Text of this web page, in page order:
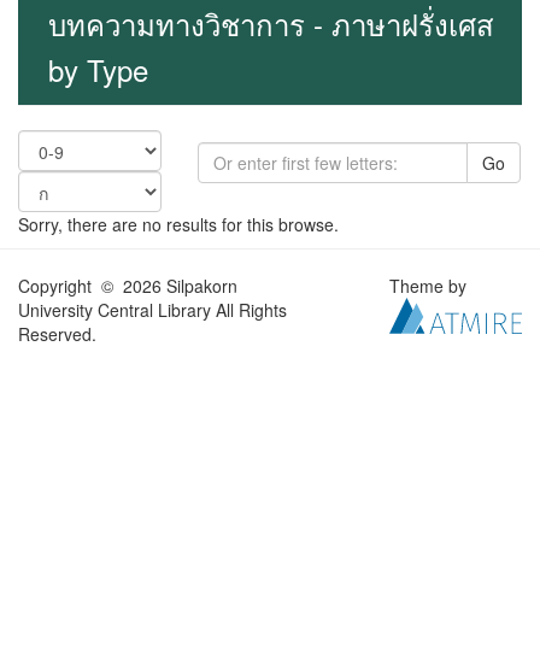
บทความทางวิชาการ - ภาษาฝรั่งเศส
by Type
Go
Sorry, there are no results for this browse.
Copyright © 2026 Silpakorn
University Central Library All Rights
Reserved.
Theme by